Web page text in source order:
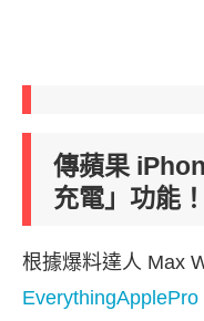
傳蘋果
充電」功能！
根據爆料達人 Max
EverythingApplePro